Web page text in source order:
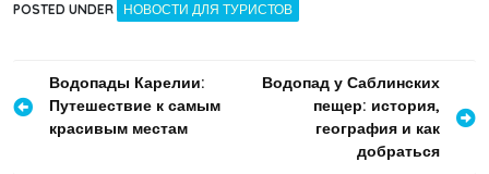
POSTED UNDER НОВОСТИ ДЛЯ ТУРИСТОВ
Навигация
по
Водопады Карелии:
Путешествие к самым
красивым местам
Водопад у Саблинских
пещер: история,
география и как
добраться